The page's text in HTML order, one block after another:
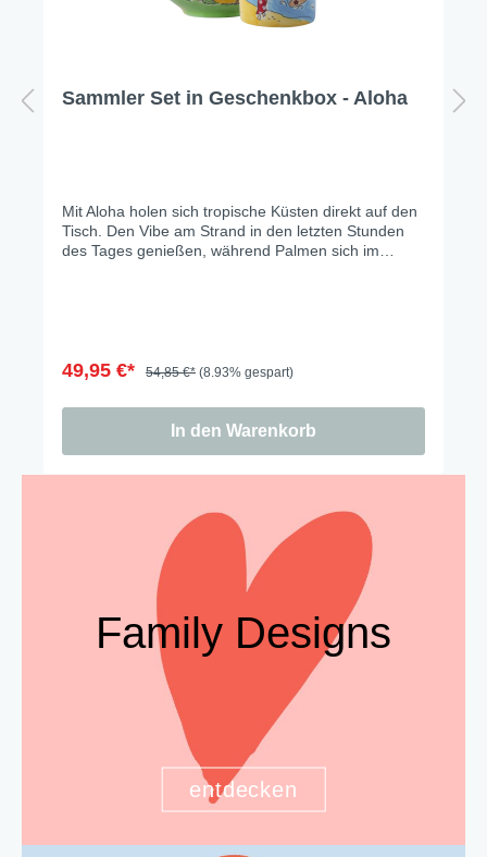
Sammler Set in Geschenkbox - Aloha
Mit Aloha holen sich tropische Küsten direkt auf den
Tisch. Den Vibe am Strand in den letzten Stunden
des Tages genießen, während Palmen sich im
Vorteilsset.
49,95 €* 54,85 €* (8.93% gespart)
In den Warenkorb
Family Designs
entdecken